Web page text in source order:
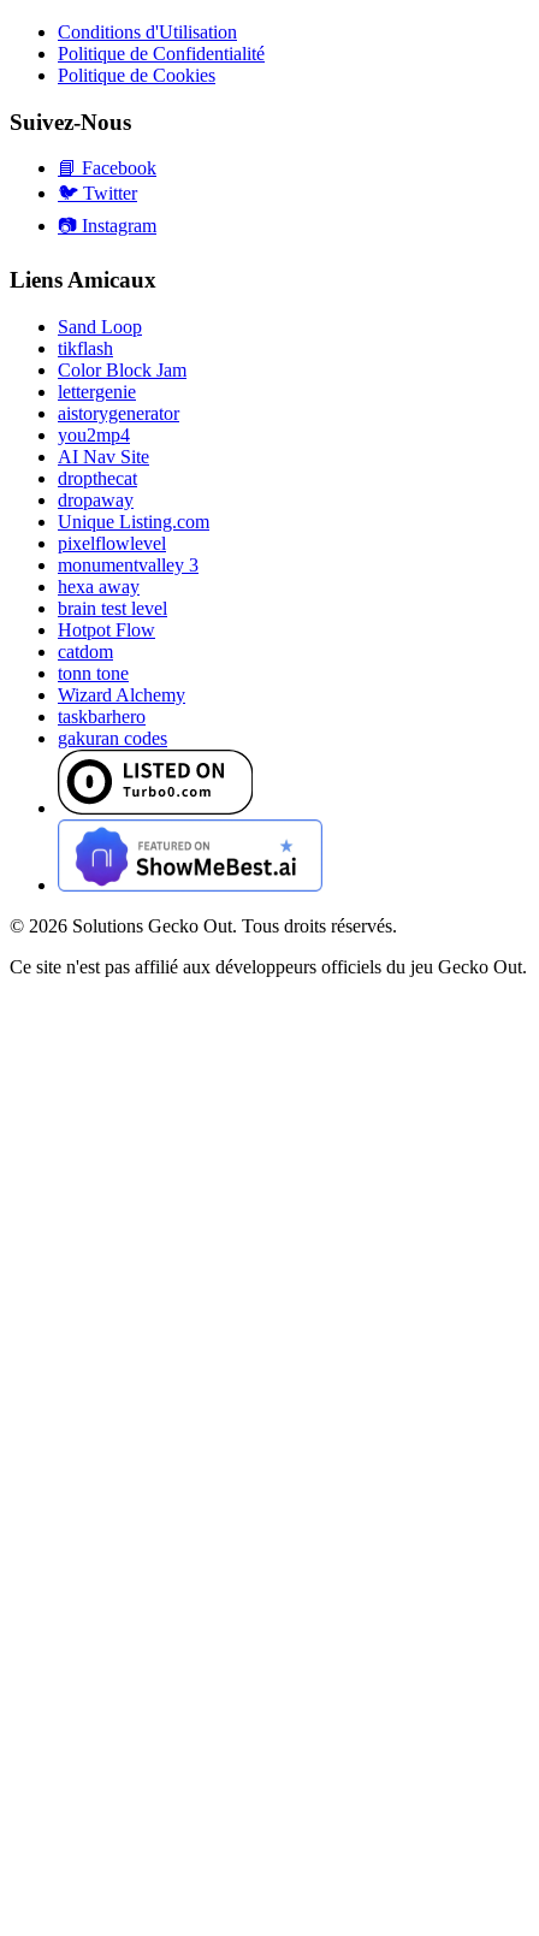
Conditions d'Utilisation
Politique de Confidentialité
Politique de Cookies
Suivez-Nous
📘 Facebook
🐦 Twitter
📷 Instagram
Liens Amicaux
Sand Loop
tikflash
Color Block Jam
lettergenie
aistorygenerator
you2mp4
AI Nav Site
dropthecat
dropaway
Unique Listing.com
pixelflowlevel
monumentvalley 3
hexa away
brain test level
Hotpot Flow
catdom
tonn tone
Wizard Alchemy
taskbarhero
gakuran codes
© 2026 Solutions Gecko Out. Tous droits réservés.
Ce site n'est pas affilié aux développeurs officiels du jeu Gecko Out.